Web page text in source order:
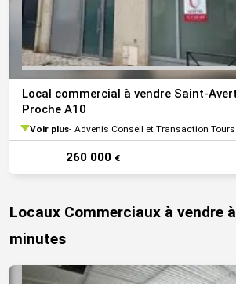
Local commercial à vendre Saint-
Proche A10
Voir plus Advenis Conseil et Transaction Tours
260 000 €
Locaux Commerciaux à vendre
minutes